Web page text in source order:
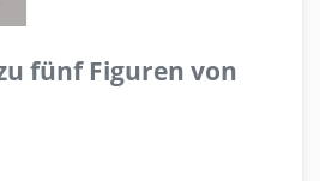
fünf Figuren von